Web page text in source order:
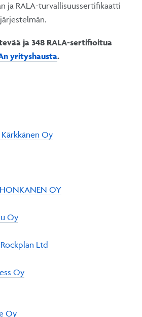
ja RALA-turvallisuussertifikaatti
ja 348 RALA-sertifioitua
yrityshausta.
Oy
OY
Oy
Ltd
Oy
Oy